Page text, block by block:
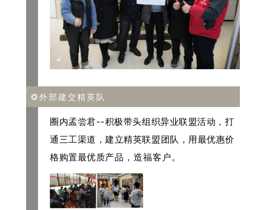
❂外部建交精英队
圈内孟尝君--积极带头组织异业联盟活动，打
通三工渠道，建立精英联盟团队，用最优惠价
格购置最优质产品，造福客户。